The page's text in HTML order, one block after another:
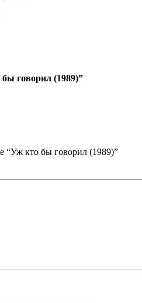
говорил (1989)”
“Уж кто бы говорил (1989)”